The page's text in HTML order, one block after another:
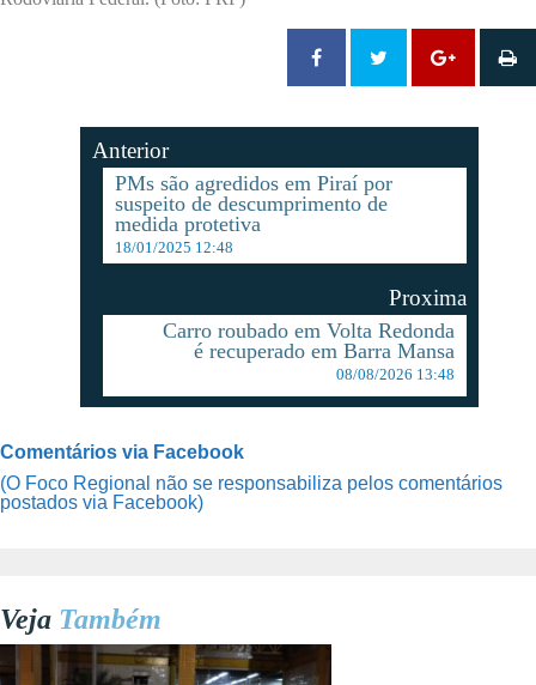
Anterior
PMs são agredidos em Piraí por
suspeito de descumprimento de
medida protetiva
18/01/2025 12:48
Proxima
Carro roubado em Volta Redonda
é recuperado em Barra Mansa
08/08/2026 13:48
Comentários via Facebook
(O Foco Regional não se responsabiliza pelos comentários
postados via Facebook)
Veja Também